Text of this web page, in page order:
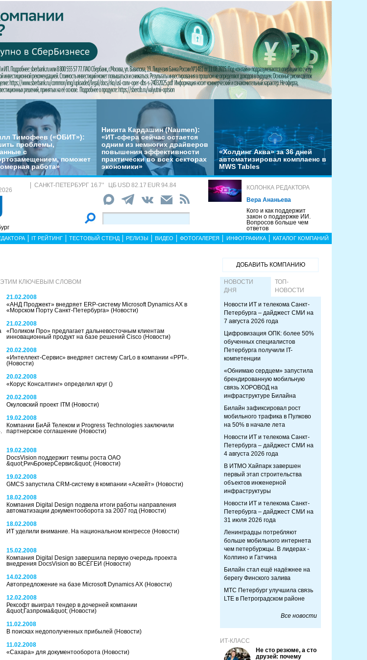
Тимофеев («ОБИТ»):
проблемы,
с
поможет
работа»
Никита Кардашин (Naumen):
«ИТ-сфера сейчас остается
одним из немногих драйверов
повышения эффективности
практически во всех секторах
экономики»
«Холдинг Аква» за 36 дней
автоматизировал комплаенс в
MWS Tables
САНКТ-ПЕТЕРБУРГ 16.7° ЦБ USD 82.17 EUR 94.84
КОЛОНКА РЕДАКТОРА
Вера Ананьева
Кого и как поддержит
закон о поддержке ИИ.
Вопросов больше чем
ответов
IT РЕЙТИНГ ТЕСТОВЫЙ СТЕНД РЕЛИЗЫ ВИДЕО ФОТОГАЛЕРЕЯ ИНФОГРАФИКА КАТАЛОГ КОМПАНИЙ
КЛЮЧЕВЫМ СЛОВОМ
21.02.2008
«АНД Проджект» внедряет ERP-систему Microsoft Dynamics AX в
«Морском Порту Санкт-Петербурга» (Новости)
21.02.2008
«Поликом Про» предлагает дальневосточным клиентам
инновационный продукт на базе решений Cisco (Новости)
20.02.2008
«Интеллект-Сервис» внедряет систему CarLo в компании «РРТ».
(Новости)
20.02.2008
«Корус Консалтинг» определил круг ()
20.02.2008
Окуловский проект ITM (Новости)
19.02.2008
Компании БиАй Телеком и Progress Technologies заключили
партнерское соглашение (Новости)
19.02.2008
DocsVision поддержит темпы роста ОАО
&quot;РичБрокерСервис&quot; (Новости)
19.02.2008
GMCS запустила CRM-cистему в компании «Аскейт» (Новости)
18.02.2008
Компания Digital Design подвела итоги работы направления
автоматизации документооборота за 2007 год (Новости)
18.02.2008
ИТ уделили внимание. На национальном конгрессе (Новости)
15.02.2008
Компания Digital Design завершила первую очередь проекта
внедрения DocsVision во ВСЕГЕИ (Новости)
14.02.2008
Автопредложение на базе Microsoft Dynamics AX (Новости)
12.02.2008
Рексофт выиграл тендер в дочерней компании
&quot;Газпрома&quot; (Новости)
11.02.2008
В поисках недополученных прибылей (Новости)
11.02.2008
«Сахара» для документооборота (Новости)
ДОБАВИТЬ КОМПАНИЮ
НОВОСТИ
ДНЯ
ТОП-
НОВОСТИ
Новости ИТ и телекома Санкт-
Петербурга – дайджест СМИ на
7 августа 2026 года
Цифровизация ОПК: более 50%
обученных специалистов
Петербурга получили IT-
компетенции
«Обнимаю сердцем» запустила
брендированную мобильную
связь ХОРОВОД на
инфраструктуре Билайна
Билайн зафиксировал рост
мобильного трафика в Пулково
на 50% в начале лета
Новости ИТ и телекома Санкт-
Петербурга – дайджест СМИ на
4 августа 2026 года
В ИТМО Хайпарк завершен
первый этап строительства
объектов инженерной
инфраструктуры
Новости ИТ и телекома Санкт-
Петербурга – дайджест СМИ на
31 июля 2026 года
Ленинградцы потребляют
больше мобильного интернета
чем петербуржцы. В лидерах -
Колпино и Гатчина
Билайн стал ещё надёжнее на
берегу Финского залива
МТС Петербург улучшила связь
LTE в Петроградском районе
Все новости
ИТ-КЛАСС
Не сто резюме, а сто
друзей: почему